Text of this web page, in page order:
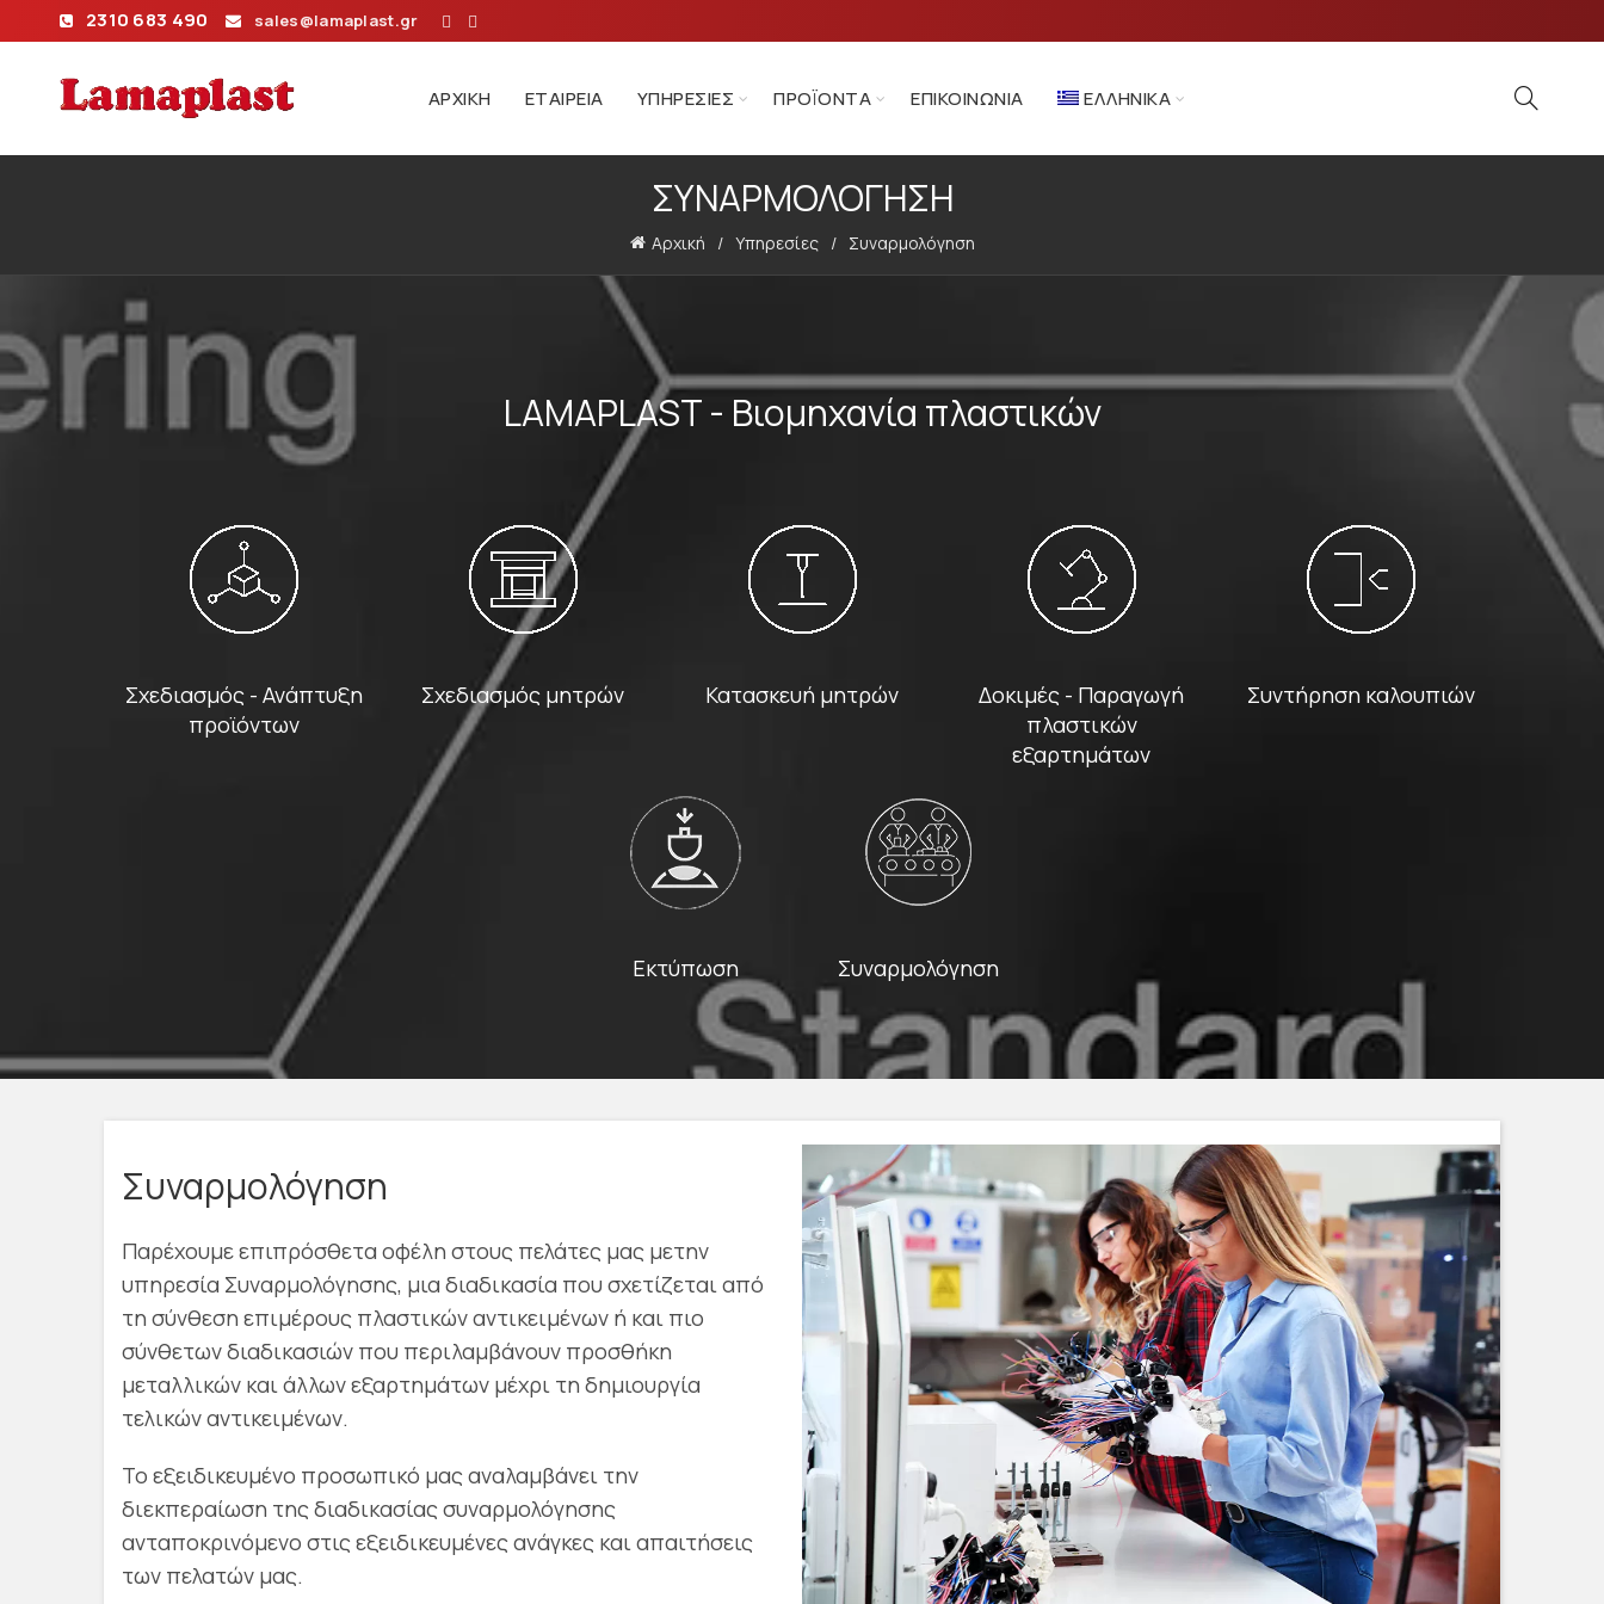
2310 683 490 sales@lamaplast.gr
ΑΡΧΙΚΉ ΕΤΑΙΡΕΊΑ ΥΠΗΡΕΣΊΕΣ ΠΡΟΪΌΝΤΑ ΕΠΙΚΟΙΝΩΝΊΑ ΕΛΛΗΝΙΚΆ
ΣΥΝΑΡΜΟΛΌΓΗΣΗ
Αρχική Υπηρεσίες Συναρμολόγηση
LAMAPLAST - Βιομηχανία πλαστικών
Σχεδιασμός - Ανάπτυξη
προϊόντων
Σχεδιασμός μητρών Κατασκευή μητρών
Δοκιμές - Παραγωγή
πλαστικών
εξαρτημάτων
Συντήρηση καλουπιών
Εκτύπωση Συναρμολόγηση
Συναρμολόγηση
Παρέχουμε επιπρόσθετα οφέλη στους πελάτες μας μετην
υπηρεσία Συναρμολόγησης, μια διαδικασία που σχετίζεται από
τη σύνθεση επιμέρους πλαστικών αντικειμένων ή και πιο
σύνθετων διαδικασιών που περιλαμβάνουν προσθήκη
μεταλλικών και άλλων εξαρτημάτων μέχρι τη δημιουργία
τελικών αντικειμένων.
Το εξειδικευμένο προσωπικό μας αναλαμβάνει την
διεκπεραίωση της διαδικασίας συναρμολόγησης
ανταποκρινόμενο στις εξειδικευμένες ανάγκες και απαιτήσεις
των πελατών μας.